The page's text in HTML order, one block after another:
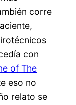
corre
con
of The
eso no
relato se